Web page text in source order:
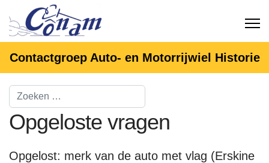
Contactgroep Auto- en Motorrijwiel Historie
Opgeloste vragen
Opgelost: merk van de auto met vlag (Erskine